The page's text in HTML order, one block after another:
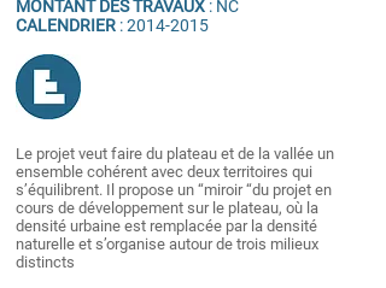
MONTANT DES TRAVAUX : NC
CALENDRIER :2014-2015
Le projet veut faire du plateau et de la vallée un
ensemble cohérent avec deux territoires qui
s’équilibrent. Il propose un “miroir “du projet en
cours de développement sur le plateau, où la
densité urbaine est remplacée par la densité
naturelle et s’organise autour de trois milieux
distincts